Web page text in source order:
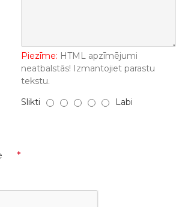
Piezīme: HTML apzīmējumi
neatbalstās! Izmantojiet parastu
tekstu.
Slikti Labi